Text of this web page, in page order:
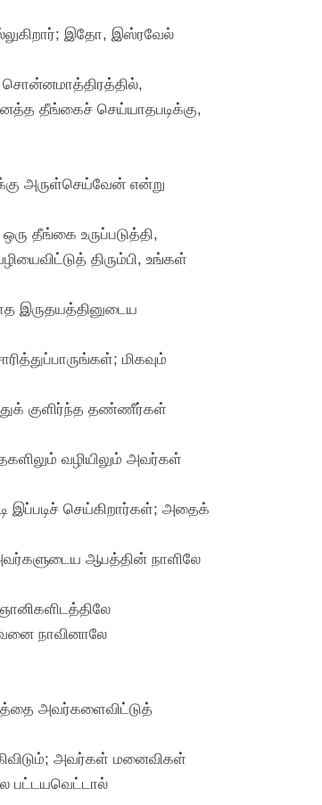
இதோ, இஸ்ரவேல்
சொன்னமாத்திரத்தில்,
தீங்கைச் செய்யாதபடிக்கு,
அருள்செய்வேன் என்று
தீங்கை உருப்படுத்தி,
திரும்பி, உங்கள்
இருதயத்தினுடைய
மிகவும்
குளிர்ந்த தண்ணீர்கள்
வழியிலும் அவர்கள்
இப்படிச் செய்கிறார்கள்; அதைக்
ஆபத்தின் நாளிலே
நாவினாலே
அவர்களைவிட்டுத்
அவர்கள் மனைவிகள்
பட்டயவெட்டால்